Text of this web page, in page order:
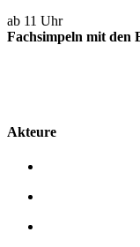
ab 11 Uhr
Fachsimpeln mit den
Akteure